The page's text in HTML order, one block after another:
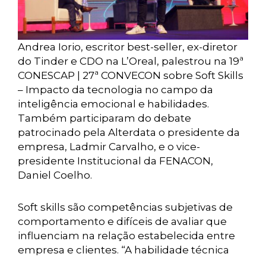
Andrea Iorio, escritor best-seller, ex-diretor
do Tinder e CDO na L’Oreal, palestrou na 19ª
CONESCAP | 27ª CONVECON sobre Soft Skills
– Impacto da tecnologia no campo da
inteligência emocional e habilidades.
Também participaram do debate
patrocinado pela Alterdata o presidente da
empresa, Ladmir Carvalho, e o vice-
presidente Institucional da FENACON,
Daniel Coelho.
Soft skills são competências subjetivas de
comportamento e difíceis de avaliar que
influenciam na relação estabelecida entre
empresa e clientes. “A habilidade técnica